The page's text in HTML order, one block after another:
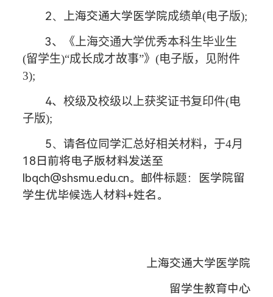
2、上海交通大学医学院成绩单(电子版);
3、《上海交通大学优秀本科生毕业生
(留学生)“成长成才故事”》(电子版，见附件
3);
4、校级及校级以上获奖证书复印件(电
子版);
5、请各位同学汇总好相关材料，于4月
18日前将电子版材料发送至
lbqch@shsmu.edu.cn。邮件标题： 医学院留
学生优毕候选人材料+姓名。
上海交通大学医学院
留学生教育中心